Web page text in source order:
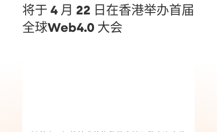
将于 4 月 22 日在香港举办首届
全球Web4.0 大会